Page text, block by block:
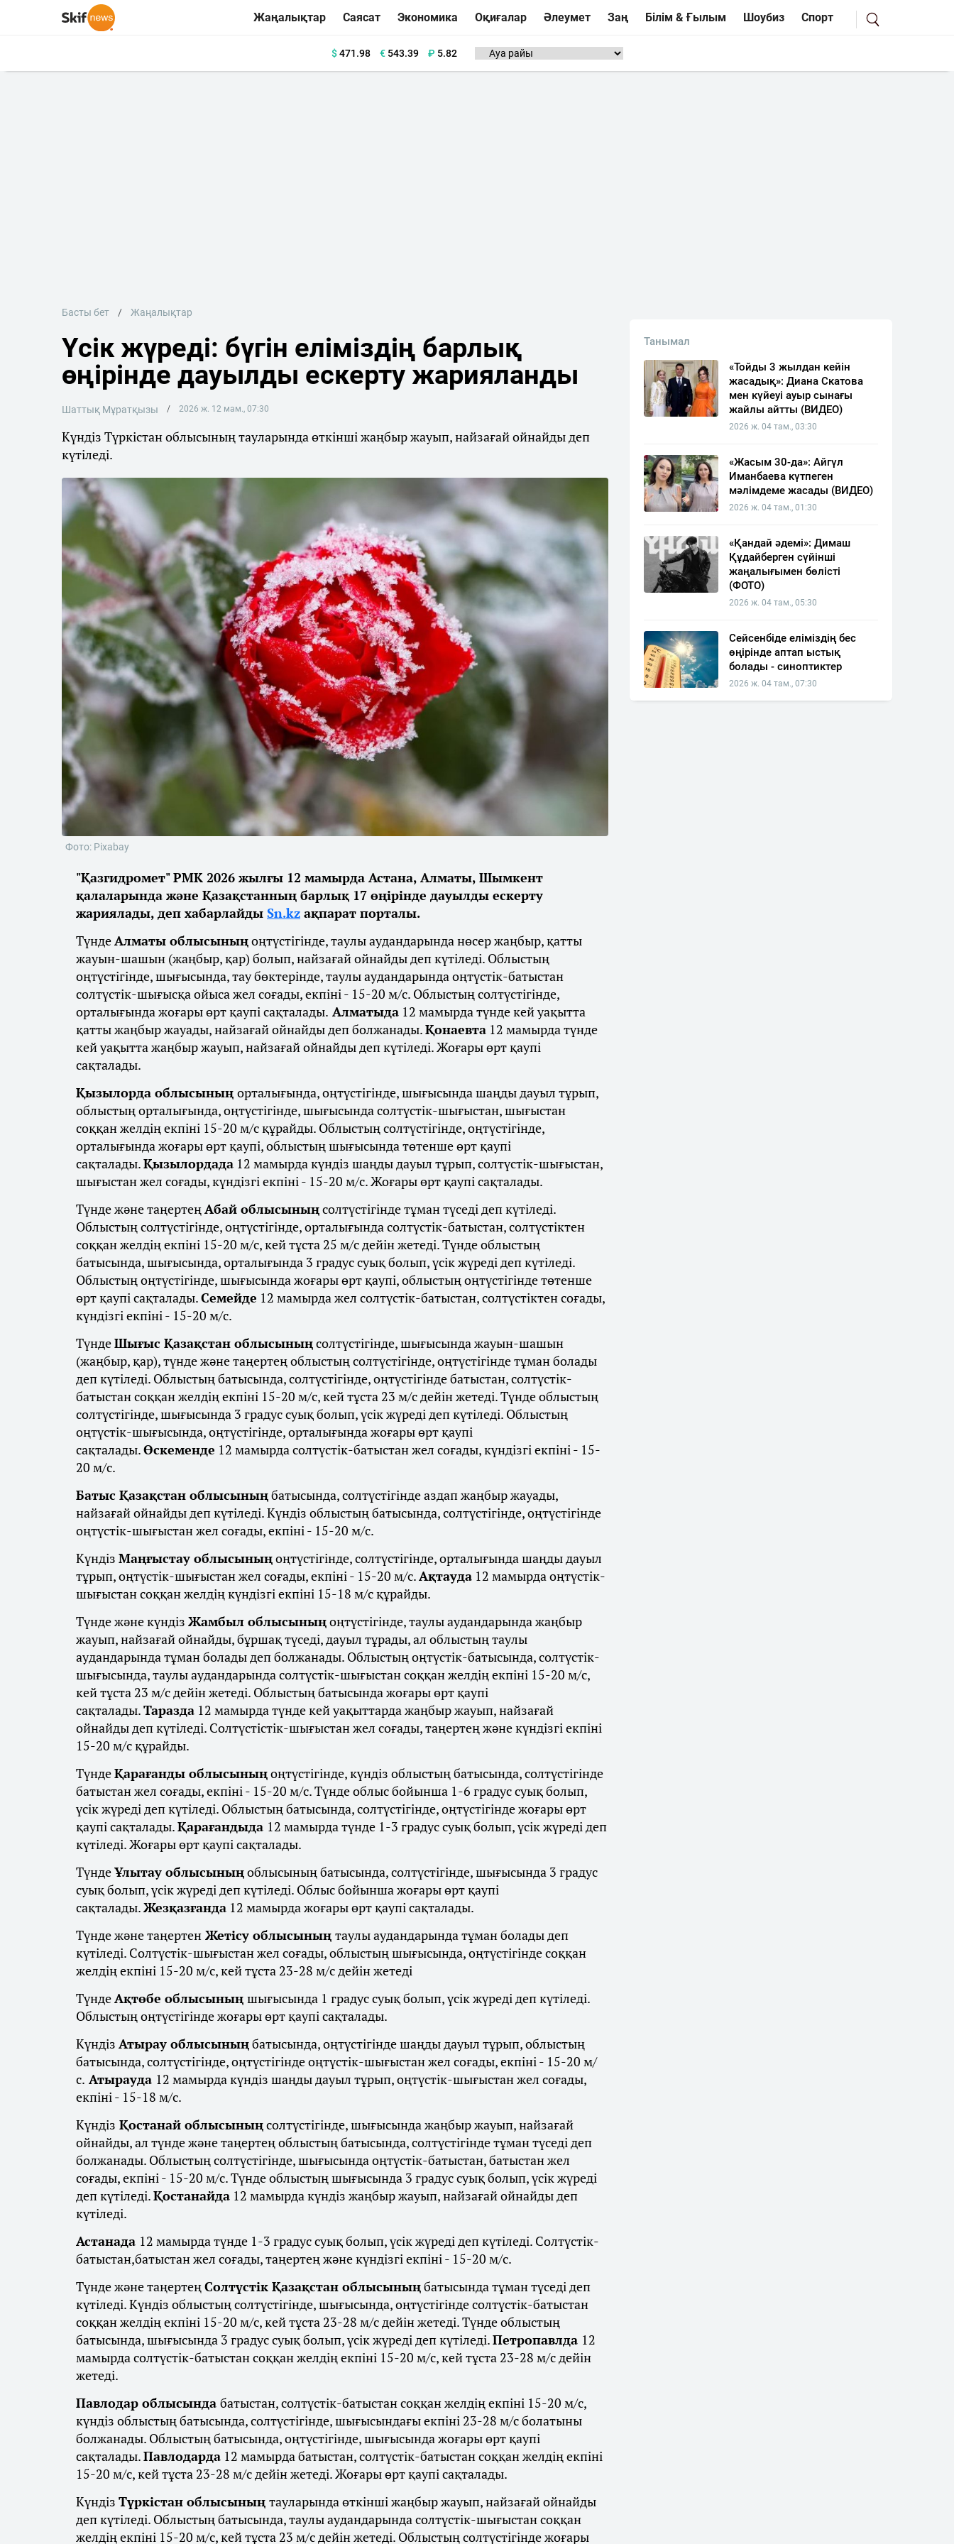
Жаңалықтар Саясат Экономика Оқиғалар Әлеумет Заң Білім & Ғылым Шоубиз Спорт
$471.98 €543.39 ₽ 5.82
Басты бет Жаңалықтар
Үсік жүреді: бүгін еліміздің барлық
өңірінде дауылды ескерту жарияланды
Шаттық Мұратқызы 2026 ж. 12 мам., 07:30
Күндіз Түркістан облысының тауларында өткінші жаңбыр жауып, найзағай ойнайды деп
күтіледі.
Фото: Pixabay
"Қазгидромет" РМК 2026 жылғы 12 мамырда Астана, Алматы, Шымкент
қалаларында және Қазақстанның барлық 17 өңірінде дауылды ескерту
жариялады, деп хабарлайды Sn.kz ақпарат порталы.
ТүндеАлматы облысыныңоңтүстігінде, таулы аудандарында нөсер жаңбыр, қатты
жауын-шашын (жаңбыр, қар) болып, найзағай ойнайды деп күтіледі. Облыстың
оңтүстігінде, шығысында, тау бөктерінде, таулы аудандарында оңтүстік-батыстан
солтүстік-шығысқа ойыса жел соғады, екпіні - 15-20 м/с. Облыстың солтүстігінде,
орталығында жоғары өрт қаупі сақталады. Алматыда 12 мамырда түнде кей уақытта
қатты жаңбыр жауады, найзағай ойнайды деп болжанады.Қонаевта 12 мамырда түнде
кей уақытта жаңбыр жауып, найзағай ойнайды деп күтіледі. Жоғары өрт қаупі
сақталады.
Қызылорда облысының орталығында, оңтүстігінде, шығысында шаңды дауыл тұрып,
облыстың орталығында, оңтүстігінде, шығысында солтүстік-шығыстан, шығыстан
соққан желдің екпіні 15-20 м/с құрайды. Облыстың солтүстігінде, оңтүстігінде,
орталығында жоғары өрт қаупі, облыстың шығысында төтенше өрт қаупі
сақталады.Қызылордада 12 мамырда күндіз шаңды дауыл тұрып, солтүстік-шығыстан,
шығыстан жел соғады, күндізгі екпіні - 15-20 м/с. Жоғары өрт қаупі сақталады.
Түнде және таңертеңАбай облысыныңсолтүстігінде тұман түседі деп күтіледі.
Облыстың солтүстігінде, оңтүстігінде, орталығында солтүстік-батыстан, солтүстіктен
соққан желдің екпіні 15-20 м/с, кей тұста 25 м/с дейін жетеді. Түнде облыстың
батысында, шығысында, орталығында 3 градус суық болып, үсік жүреді деп күтіледі.
Облыстың оңтүстігінде, шығысында жоғары өрт қаупі, облыстың оңтүстігінде төтенше
өрт қаупі сақталады.Семейде 12 мамырда жел солтүстік-батыстан, солтүстіктен соғады,
күндізгі екпіні - 15-20 м/с.
ТүндеШығыс Қазақстан облысыныңсолтүстігінде, шығысында жауын-шашын
(жаңбыр, қар), түнде және таңертең облыстың солтүстігінде, оңтүстігінде тұман болады
деп күтіледі. Облыстың батысында, солтүстігінде, оңтүстігінде батыстан, солтүстік-
батыстан соққан желдің екпіні 15-20 м/с, кей тұста 23 м/с дейін жетеді. Түнде облыстың
солтүстігінде, шығысында 3 градус суық болып, үсік жүреді деп күтіледі. Облыстың
оңтүстік-шығысында, оңтүстігінде, орталығында жоғары өрт қаупі
сақталады.Өскеменде 12 мамырда солтүстік-батыстан жел соғады, күндізгі екпіні - 15-
20 м/с.
Батыс Қазақстан облысыныңбатысында, солтүстігінде аздап жаңбыр жауады,
найзағай ойнайды деп күтіледі. Күндіз облыстың батысында, солтүстігінде, оңтүстігінде
оңтүстік-шығыстан жел соғады, екпіні - 15-20 м/с.
Күндіз Маңғыстау облысыныңоңтүстігінде, солтүстігінде, орталығында шаңды дауыл
тұрып, оңтүстік-шығыстан жел соғады, екпіні - 15-20 м/с.Ақтауда 12 мамырда оңтүстік-
шығыстан соққан желдің күндізгі екпіні 15-18 м/с құрайды.
Түнде және күндіз Жамбыл облысыныңоңтүстігінде, таулы аудандарында жаңбыр
жауып, найзағай ойнайды, бұршақ түседі, дауыл тұрады, ал облыстың таулы
аудандарында тұман болады деп болжанады. Облыстың оңтүстік-батысында, солтүстік-
шығысында, таулы аудандарында солтүстік-шығыстан соққан желдің екпіні 15-20 м/с,
кей тұста 23 м/с дейін жетеді. Облыстың батысында жоғары өрт қаупі
сақталады.Таразда 12 мамырда түнде кей уақыттарда жаңбыр жауып, найзағай
ойнайды деп күтіледі. Солтүстістік-шығыстан жел соғады, таңертең және күндізгі екпіні
15-20 м/с құрайды.
ТүндеҚарағанды облысыныңоңтүстігінде, күндіз облыстың батысында, солтүстігінде
батыстан жел соғады, екпіні - 15-20 м/с. Түнде облыс бойынша 1-6 градус суық болып,
үсік жүреді деп күтіледі. Облыстың батысында, солтүстігінде, оңтүстігінде жоғары өрт
қаупі сақталады.Қарағандыда 12 мамырда түнде 1-3 градус суық болып, үсік жүреді деп
күтіледі. Жоғары өрт қаупі сақталады.
ТүндеҰлытау облысыныңоблысының батысында, солтүстігінде, шығысында 3 градус
суық болып, үсік жүреді деп күтіледі. Облыс бойынша жоғары өрт қаупі
сақталады.Жезқазғанда 12 мамырда жоғары өрт қаупі сақталады.
Түнде және таңертен Жетісу облысының таулы аудандарында тұман болады деп
күтіледі. Солтүстік-шығыстан жел соғады, облыстың шығысында, оңтүстігінде соққан
желдің екпіні 15-20 м/с, кей тұста 23-28 м/с дейін жетеді
ТүндеАқтөбе облысының шығысында 1 градус суық болып, үсік жүреді деп күтіледі.
Облыстың оңтүстігінде жоғары өрт қаупі сақталады.
Күндіз Атырау облысыныңбатысында, оңтүстігінде шаңды дауыл тұрып, облыстың
батысында, солтүстігінде, оңтүстігінде оңтүстік-шығыстан жел соғады, екпіні - 15-20 м/
с. Атырауда 12 мамырда күндіз шаңды дауыл тұрып, оңтүстік-шығыстан жел соғады,
екпіні - 15-18 м/с.
Күндіз Қостанай облысыныңсолтүстігінде, шығысында жаңбыр жауып, найзағай
ойнайды, ал түнде және таңертең облыстың батысында, солтүстігінде тұман түседі деп
болжанады. Облыстың солтүстігінде, шығысында оңтүстік-батыстан, батыстан жел
соғады, екпіні - 15-20 м/с. Түнде облыстың шығысында 3 градус суық болып, үсік жүреді
деп күтіледі.Қостанайда 12 мамырда күндіз жаңбыр жауып, найзағай ойнайды деп
күтіледі.
Астанада 12 мамырда түнде 1-3 градус суық болып, үсік жүреді деп күтіледі. Солтүстік-
батыстан,батыстан жел соғады, таңертең және күндізгі екпіні - 15-20 м/с.
Түнде және таңертеңСолтүстік Қазақстан облысыныңбатысында тұман түседі деп
күтіледі. Күндіз облыстың солтүстігінде, шығысында, оңтүстігінде солтүстік-батыстан
соққан желдің екпіні 15-20 м/с, кей тұста 23-28 м/с дейін жетеді. Түнде облыстың
батысында, шығысында 3 градус суық болып, үсік жүреді деп күтіледі.Петропавлда 12
мамырда солтүстік-батыстан соққан желдің екпіні 15-20 м/с, кей тұста 23-28 м/с дейін
жетеді.
Павлодар облысында батыстан, солтүстік-батыстан соққан желдің екпіні 15-20 м/с,
күндіз облыстың батысында, солтүстігінде, шығысындағы екпіні 23-28 м/с болатыны
болжанады. Облыстың батысында, оңтүстігінде, шығысында жоғары өрт қаупі
сақталады.Павлодарда 12 мамырда батыстан, солтүстік-батыстан соққан желдің екпіні
15-20 м/с, кей тұста 23-28 м/с дейін жетеді. Жоғары өрт қаупі сақталады.
Күндіз Түркістан облысының тауларында өткінші жаңбыр жауып, найзағай ойнайды
деп күтіледі. Облыстың батысында, таулы аудандарында солтүстік-шығыстан соққан
желдің екпіні 15-20 м/с, кей тұста 23 м/с дейін жетеді. Облыстың солтүстігінде жоғары
Танымал
«Тойды 3 жылдан кейін
жасадық»: Диана Скатова
мен күйеуі ауыр сынағы
жайлы айтты (ВИДЕО)
2026 ж. 04 там., 03:30
«Жасым 30-да»: Айгүл
Иманбаева күтпеген
мәлімдеме жасады (ВИДЕО)
2026 ж. 04 там., 01:30
«Қандай әдемі»: Димаш
Құдайберген сүйінші
жаңалығымен бөлісті
(ФОТО)
2026 ж. 04 там., 05:30
Сейсенбіде еліміздің бес
өңірінде аптап ыстық
болады - синоптиктер
2026 ж. 04 там., 07:30